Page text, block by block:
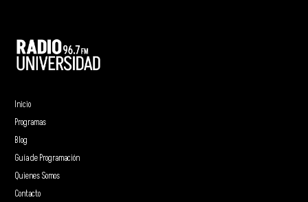
Inicio
Programas
Blog
Guía de Programación
Quienes Somos
Contacto